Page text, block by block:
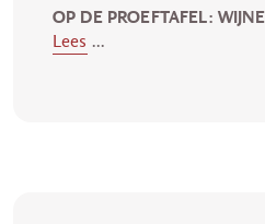
OP DE PROEFTAFEL:
Lees ...